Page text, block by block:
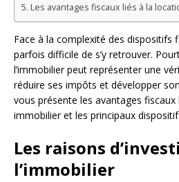
Les avantages fiscaux liés à la
Face à la complexité des dispositifs
parfois difficile de s’y retrouver.
l’immobilier peut représenter une
réduire ses impôts et développer
vous présente les avantages fiscaux
immobilier et les principaux
Les raisons
l’immobilier